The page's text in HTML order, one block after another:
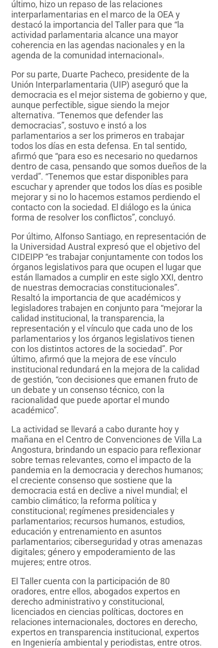
último, hizo un repaso de las relaciones
interparlamentarias en el marco de la OEA y
destacó la importancia del Taller para que “la
actividad parlamentaria alcance una mayor
coherencia en las agendas nacionales y en la
agenda de la comunidad internacional».
Por su parte, Duarte Pacheco, presidente de la
Unión Interparlamentaria (UIP) aseguró que la
democracia es el mejor sistema de gobierno y que,
aunque perfectible, sigue siendo la mejor
alternativa. “Tenemos que defender las
democracias”, sostuvo e instó a los
parlamentarios a ser los primeros en trabajar
todos los días en esta defensa. En tal sentido,
afirmó que “para eso es necesario no quedarnos
dentro de casa, pensando que somos dueños de la
verdad”. “Tenemos que estar disponibles para
escuchar y aprender que todos los días es posible
mejorar y si no lo hacemos estamos perdiendo el
contacto con la sociedad. El diálogo es la única
forma de resolver los conflictos”, concluyó.
Por último, Alfonso Santiago, en representación de
la Universidad Austral expresó que el objetivo del
CIDEIPP “es trabajar conjuntamente con todos los
órganos legislativos para que ocupen el lugar que
están llamados a cumplir en este siglo XXI, dentro
de nuestras democracias constitucionales”.
Resaltó la importancia de que académicos y
legisladores trabajen en conjunto para “mejorar la
calidad institucional, la transparencia, la
representación y el vínculo que cada uno de los
parlamentarios y los órganos legislativos tienen
con los distintos actores de la sociedad”. Por
último, afirmó que la mejora de ese vínculo
institucional redundará en la mejora de la calidad
de gestión, “con decisiones que emanen fruto de
un debate y un consenso técnico, con la
racionalidad que puede aportar el mundo
académico”.
La actividad se llevará a cabo durante hoy y
mañana en el Centro de Convenciones de Villa La
Angostura, brindando un espacio para reflexionar
sobre temas relevantes, como el impacto de la
pandemia en la democracia y derechos humanos;
el creciente consenso que sostiene que la
democracia está en declive a nivel mundial; el
cambio climático; la reforma política y
constitucional; regímenes presidenciales y
parlamentarios; recursos humanos, estudios,
educación y entrenamiento en asuntos
parlamentarios; ciberseguridad y otras amenazas
digitales; género y empoderamiento de las
mujeres; entre otros.
El Taller cuenta con la participación de 80
oradores, entre ellos, abogados expertos en
derecho administrativo y constitucional,
licenciados en ciencias políticas, doctores en
relaciones internacionales, doctores en derecho,
expertos en transparencia institucional, expertos
en Ingeniería ambiental y periodistas, entre otros.